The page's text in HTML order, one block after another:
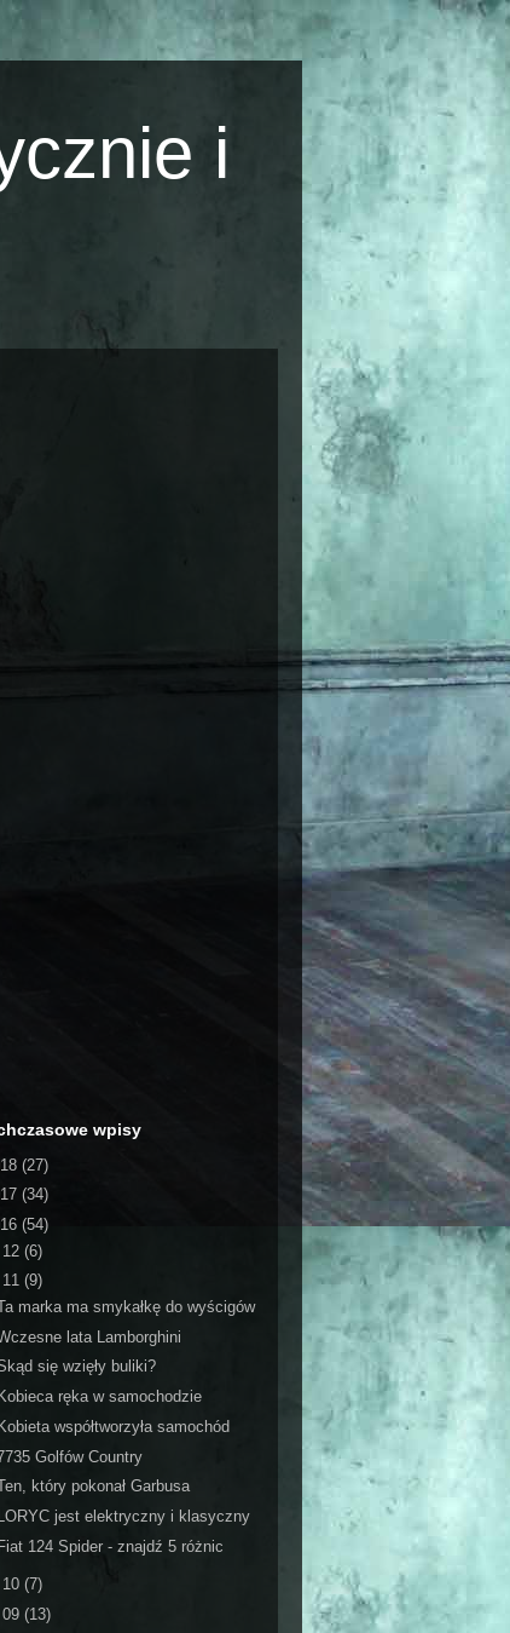
i
wpisy
(27)
(34)
(54)
12 (6)
11 (9)
marka ma smykałkę do wyścigów
lata Lamborghini
się wzięły buliki?
Kobieca ręka w samochodzie
Kobieta współtworzyła samochód
Golfów Country
który pokonał Garbusa
LORYC jest elektryczny i klasyczny
Fiat 124 Spider - znajdź 5 różnic
10 (7)
09 (13)